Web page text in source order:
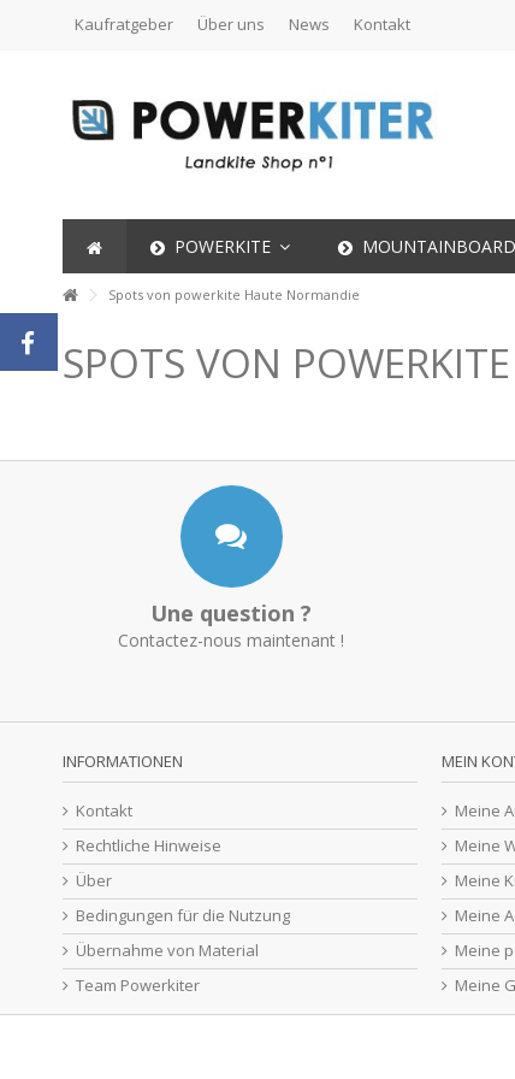
Kaufratgeber Über uns News Kontakt
POWERKITE
Spots von powerkite Haute Normandie
SPOTS VON
Une question ?
Contactez-nous maintenant !
INFORMATIONEN
Kontakt
Rechtliche Hinweise
Über
Bedingungen für die Nutzung
Übernahme von Material
Team Powerkiter
MEIN
Meine
Meine
Meine
Meine
Meine
Meine